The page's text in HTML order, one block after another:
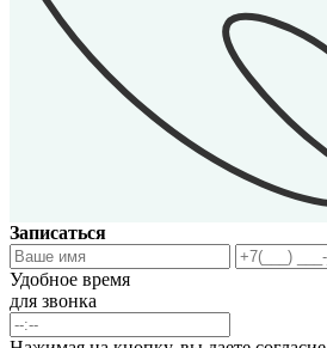
Записаться
Удобное время
для звонка